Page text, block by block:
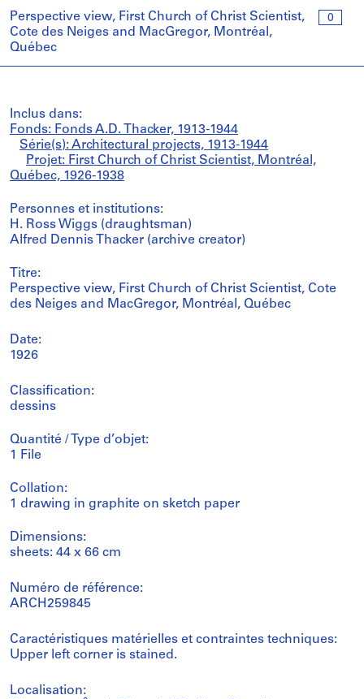
0
Perspective view, First Church of Christ Scientist,
Cote des Neiges and MacGregor, Montréal,
Québec
Inclus dans:
Fonds: Fonds A.D. Thacker, 1913-1944
Série(s): Architectural projects, 1913-1944
Projet: First Church of Christ Scientist, Montréal,
Québec, 1926-1938
Personnes et institutions:
H. Ross Wiggs (draughtsman)
Alfred Dennis Thacker (archive creator)
Titre:
Perspective view, First Church of Christ Scientist, Cote
des Neiges and MacGregor, Montréal, Québec
Date:
1926
Classification:
dessins
Quantité / Type d’objet:
1 File
Collation:
1 drawing in graphite on sketch paper
Dimensions:
sheets: 44 x 66 cm
Numéro de référence:
ARCH259845
Caractéristiques matérielles et contraintes techniques:
Upper left corner is stained.
Localisation: